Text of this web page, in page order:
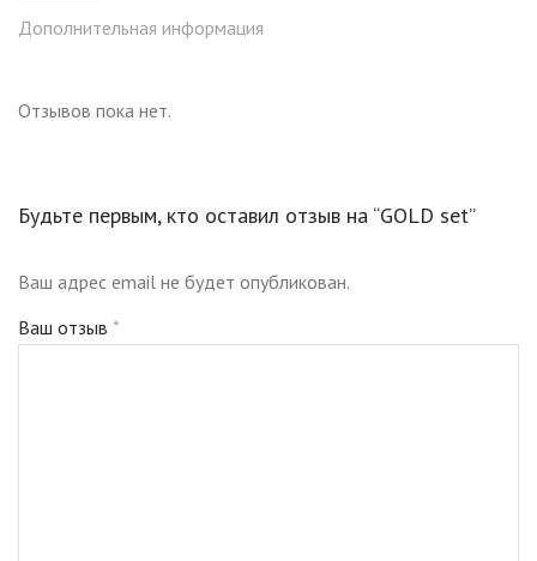
Дополнительная информация
Отзывов пока нет.
Будьте первым, кто оставил отзыв на “GOLD set”
Ваш адрес email не будет опубликован.
Ваш отзыв *